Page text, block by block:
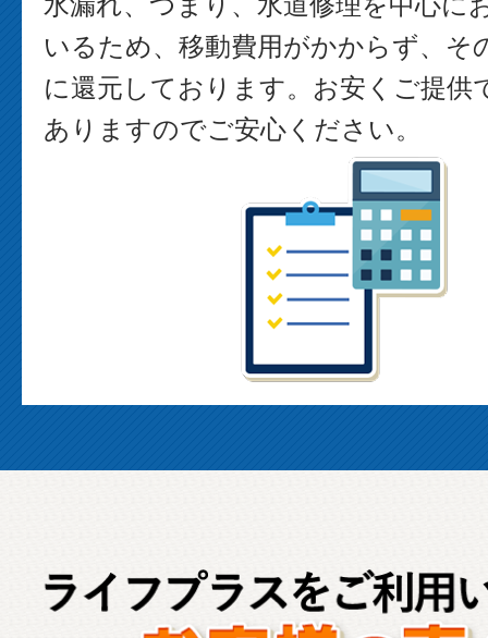
いるため、移動費用がかからず、そ
に還元しております。お安くご提供
ありますのでご安心ください。